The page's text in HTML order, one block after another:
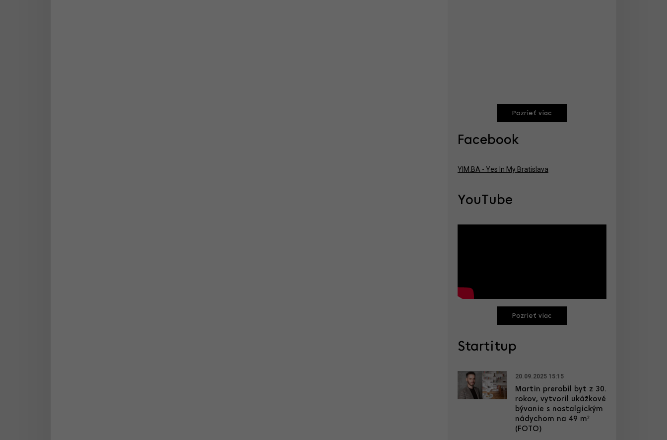
Pozrieť viac
Facebook
YIM.BA - Yes In My Bratislava
YouTube
Pozrieť viac
Startitup
20.09.2025 15:15
Martin prerobil byt z 30.
rokov, vytvoril ukážkové
bývanie s nostalgickým
nádychom na 49 m²
(FOTO)